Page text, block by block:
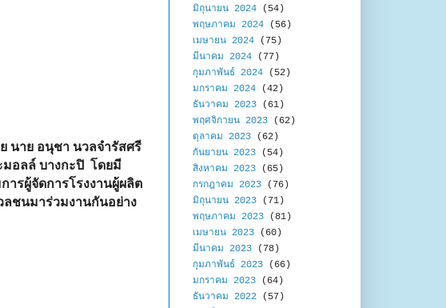
นาย อนุชา นวลจำรัสศรี
มอลล์ บางกะปิ โดยมี
รผู้จัดการโรงงานผู้ผลิต
ชนมาร่วมงานกันอย่าง
มิถุนายน 2024 (54)
พฤษภาคม 2024 (56)
เมษายน 2024 (75)
มีนาคม 2024 (77)
กุมภาพันธ์ 2024 (52)
มกราคม 2024 (42)
ธันวาคม 2023 (61)
พฤศจิกายน 2023 (62)
ตุลาคม 2023 (62)
กันยายน 2023 (54)
สิงหาคม 2023 (65)
กรกฎาคม 2023 (76)
มิถุนายน 2023 (71)
พฤษภาคม 2023 (81)
เมษายน 2023 (60)
มีนาคม 2023 (78)
กุมภาพันธ์ 2023 (66)
มกราคม 2023 (64)
ธันวาคม 2022 (57)